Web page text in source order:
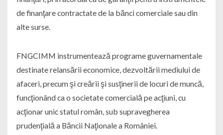
de finanţare contractate de la bănci comerciale sau din
alte surse.
FNGCIMM instrumentează programe guvernamentale
destinate relansării economice, dezvoltării mediului de
afaceri, precum şi creării şi susţinerii de locuri de muncă,
funcţionând ca o societate comercială pe acţiuni, cu
acţionar unic statul român, sub supravegherea
prudenţială a Băncii Naţionale a României.